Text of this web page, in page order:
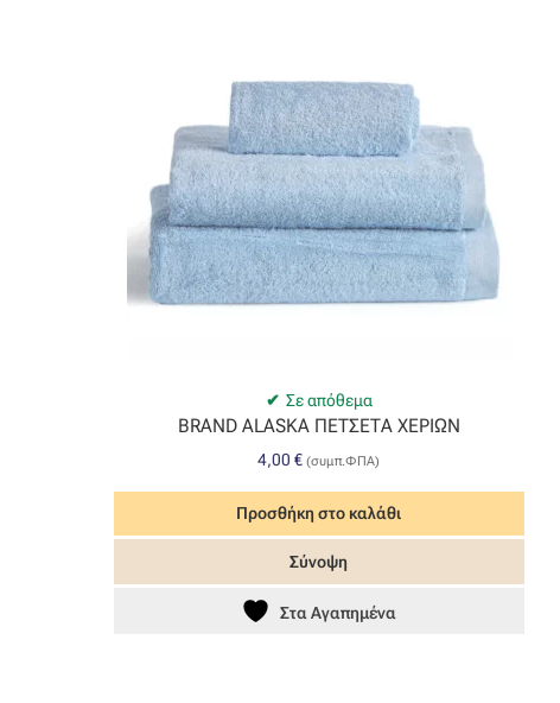
Σε απόθεμα
BRAND ALASKA ΠΕΤΣΕΤΑ ΧΕΡΙΩΝ
4,00€ (συμπ.ΦΠΑ)
Προσθήκη στο καλάθι
Σύνοψη
Στα Αγαπημένα